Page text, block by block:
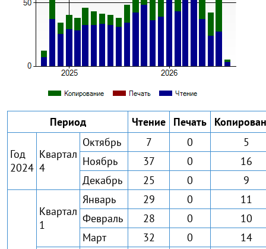
Период Чтение Печать
Год
2024
Квартал
4
Октябрь 7 0
5
Ноябрь
37 0
16
Декабрь
25 0 9
Квартал
1
Январь 29 0
11
Февраль
28 0
10
Март
32 0 14